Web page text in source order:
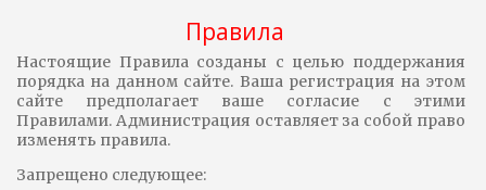
Правила
Настоящие Правила созданы с целью поддержания
порядка на данном сайте. Ваша регистрация на этом
сайте предполагает ваше согласие с этими
Правилами. Администрация оставляет за собой право
изменять правила.
Запрещено следующее: